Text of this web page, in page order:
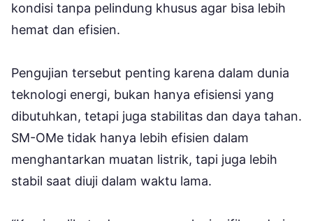
kondisi tanpa pelindung khusus agar bisa lebih
hemat dan efisien.
Pengujian tersebut penting karena dalam dunia
teknologi energi, bukan hanya efisiensi yang
dibutuhkan, tetapi juga stabilitas dan daya tahan.
SM-OMe tidak hanya lebih efisien dalam
menghantarkan muatan listrik, tapi juga lebih
stabil saat diuji dalam waktu lama.